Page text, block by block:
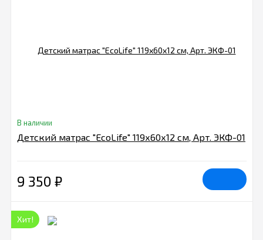
В наличии
Детский матрас "EcoLife" 119х60х12 см, Арт. ЭКФ-01
9 350 ₽
Хит!